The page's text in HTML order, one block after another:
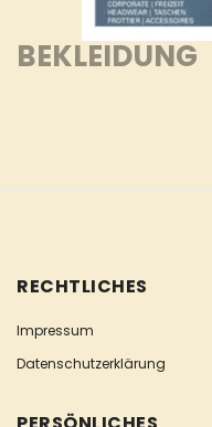
BEKLEIDUNG
RECHTLICHES
Impressum
Datenschutzerklärung